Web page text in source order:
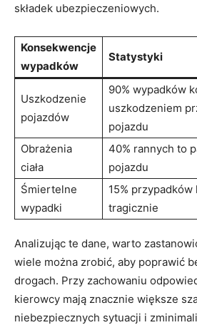
składek ⁣ubezpieczeniowych.
Konsekwencje
wypadków
Statystyki
Uszkodzenie
pojazdów
90%⁣ wypadków
uszkodzeniem
pojazdu
Obrażenia
ciała
40% rannych to
pojazdu
Śmiertelne
wypadki
15% przypadków
⁣tragicznie
Analizując⁢ te dane, warto
wiele można zrobić, aby poprawić
drogach. ‍Przy zachowaniu⁤
kierowcy mają znacznie‌ większe
⁢niebezpiecznych sytuacji ​i